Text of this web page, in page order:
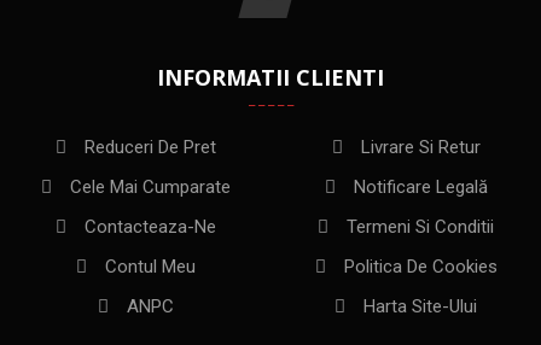
INFORMATII CLIENTI
Reduceri De Pret
Cele Mai Cumparate
Contacteaza-Ne
Contul Meu
ANPC
Livrare Si Retur
Notificare Legală
Termeni Si Conditii
Politica De Cookies
Harta Site-Ului